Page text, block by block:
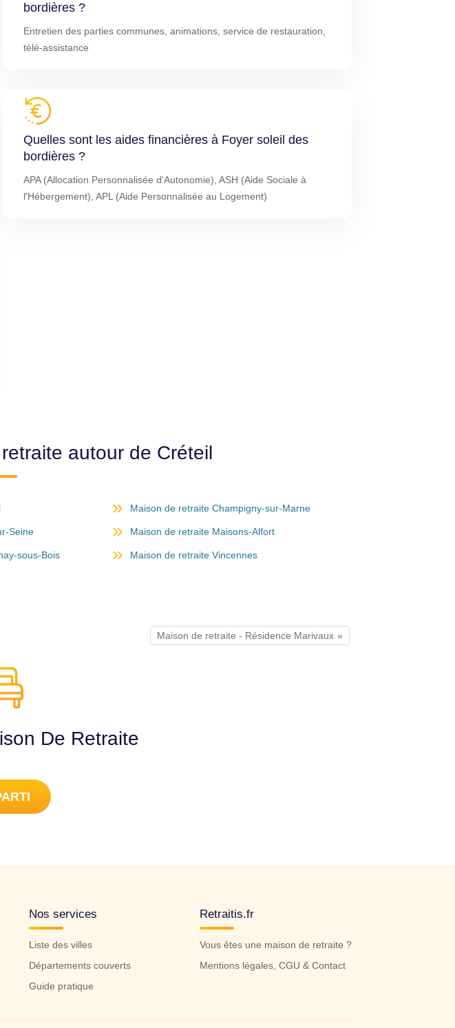
bordières ?
Entretien des parties communes, animations, service de restauration,
télé-assistance
Quelles sont les aides financières à Foyer soleil des
bordières ?
APA (Allocation Personnalisée d'Autonomie), ASH (Aide Sociale à
l'Hébergement), APL (Aide Personnalisée au Logement)
autour de Créteil
Maison de retraite Champigny-sur-Marne
Seine Maison de retraite Maisons-Alfort
sous-Bois Maison de retraite Vincennes
Maison de retraite - Résidence Marivaux
De Retraite
Nos services
Liste des villes
Départements couverts
Guide pratique
Retraitis.fr
Vous êtes une maison de retraite ?
Mentions légales, CGU & Contact